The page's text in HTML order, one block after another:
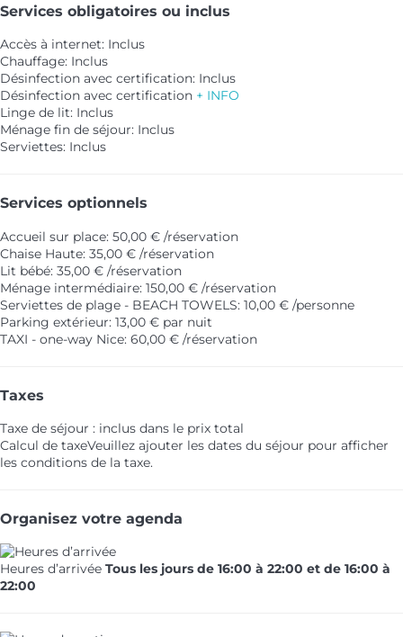
Services obligatoires ou inclus
Accès à internet: Inclus
Chauffage: Inclus
Désinfection avec certification: Inclus
Désinfection avec certification + INFO
Linge de lit: Inclus
Ménage fin de séjour: Inclus
Serviettes: Inclus
Services optionnels
Accueil sur place: 50,00 € /réservation
Chaise Haute: 35,00 € /réservation
Lit bébé: 35,00 € /réservation
Ménage intermédiaire: 150,00 € /réservation
Serviettes de plage - BEACH TOWELS: 10,00 € /personne
Parking extérieur: 13,00 € par nuit
TAXI - one-way Nice: 60,00 € /réservation
Taxes
Taxe de séjour : inclus dans le prix total
Calcul de taxeVeuillez ajouter les dates du séjour pour afficher
les conditions de la taxe.
Organisez votre agenda
Heures d’arrivée Tous les jours de 16:00 à 22:00 et de 16:00 à
22:00